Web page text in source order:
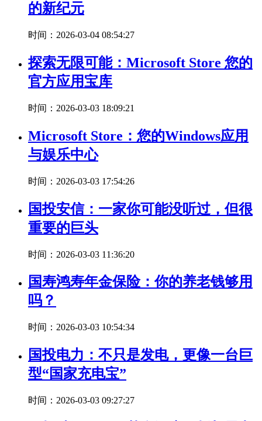
的新纪元
时间：2026-03-04 08:54:27
探索无限可能：Microsoft Store 您的
官方应用宝库
时间：2026-03-03 18:09:21
Microsoft Store：您的Windows应用
与娱乐中心
时间：2026-03-03 17:54:26
国投安信：一家你可能没听过，但很
重要的巨头
时间：2026-03-03 11:36:20
国寿鸿寿年金保险：你的养老钱够用
吗？
时间：2026-03-03 10:54:34
国投电力：不只是发电，更像一台巨
型“国家充电宝”
时间：2026-03-03 09:27:27